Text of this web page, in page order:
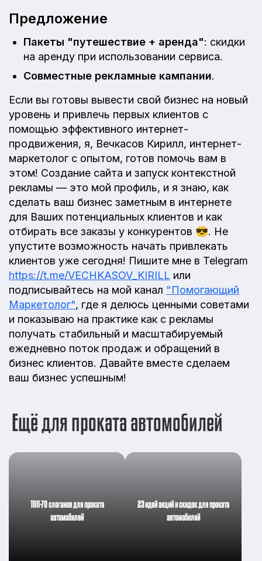
Предложение
Пакеты "путешествие + аренда": скидки
на аренду при использовании сервиса.
Совместные рекламные кампании.
Если вы готовы вывести свой бизнес на новый
уровень и привлечь первых клиентов с
помощью эффективного интернет-
продвижения, я, Вечкасов Кирилл, интернет-
маркетолог с опытом, готов помочь вам в
этом! Создание сайта и запуск контекстной
рекламы — это мой профиль, и я знаю, как
сделать ваш бизнес заметным в интернете
для Ваших потенциальных клиентов и как
отбирать все заказы у конкурентов 😎. Не
упустите возможность начать привлекать
клиентов уже сегодня! Пишите мне в Telegram
https://t.me/VECHKASOV_KIRILL или
подписывайтесь на мой канал "Помогающий
Маркетолог", где я делюсь ценными советами
и показываю на практике как с рекламы
получать стабильный и масштабируемый
ежедневно поток продаж и обращений в
бизнес клиентов. Давайте вместе сделаем
ваш бизнес успешным!
Ещё для проката автомобилей
ТОП-70 слоганов для проката
автомобилей
23 идей акций и скидок для проката
автомобилей